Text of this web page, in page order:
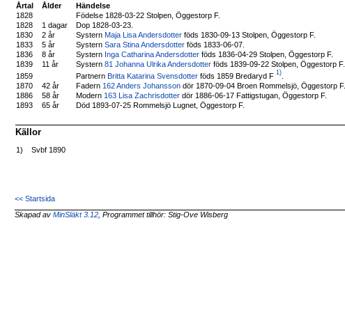
Årtal Ålder
Händelse
1828
Födelse 1828-03-22 Stolpen, Öggestorp F.
1828
1 dagar
Dop 1828-03-23.
1830
2 år SysternMaja Lisa Andersdotter föds 1830-09-13 Stolpen, Öggestorp F.
1833
5 år SysternSara Stina Andersdotter föds 1833-06-07.
1836
8 år Systern Inga Catharina Andersdotter föds 1836-04-29 Stolpen, Öggestorp F.
1839
11 år Systern81 Johanna Ulrika Andersdotter föds 1839-09-22 Stolpen, Öggestorp F.
1859
PartnernBritta Katarina Svensdotter föds 1859 Bredaryd F 1)
1870
42 år Fadern 162 Anders Johansson dör 1870-09-04 Broen Rommelsjö, Öggestorp F.
1886
58 år Modern 163 Lisa Zachrisdotter dör 1886-06-17 Fattigstugan, Öggestorp F.
1893
65 år Död 1893-07-25 Rommelsjö Lugnet, Öggestorp F.
Källor
1) Svbf 1890
<< Startsida
Skapad avMinSläkt 3.12 , Programmet tillhör: Stig-Ove Wisberg